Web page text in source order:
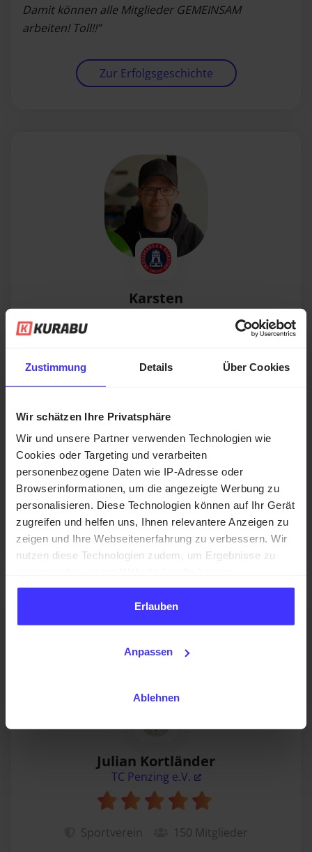
Zustimmung Details Über Cookies
Wir schätzen Ihre Privatsphäre
Wir und unsere Partner verwenden Technologien wie
Cookies oder Targeting und verarbeiten
personenbezogene Daten wie IP-Adresse oder
Browserinformationen, um die angezeigte Werbung zu
personalisieren. Diese Technologien können auf Ihr Gerät
zugreifen und helfen uns, Ihnen relevantere Anzeigen zu
zeigen und Ihre Webseitenerfahrung zu verbessern. Wir
nutzen diese Technologien zudem, um Ergebnisse zu
auszurichten. Da wir Ihre Privatsphäre schätzen, bitten
wir Sie hiermit um Ihre Einwilligung, die folgenden
Technologien zu verwenden. Sie können diese jederzeit
Erlauben
Anpassen
Ablehnen
Damit können alle Mitglieder GEMEINSAM
arbeiten! Toll!!”
Zur Erfolgsgeschichte
Karsten
Skateboard e.V. Hamburg
Sportverein
Mitglieder
die Mitglieder durchforstet. Und es gibt tatsächlich
Mitglieder, die haben seit der Gründung nicht
einmal den Mitgliedsbeitrag gezahlt. Seit 2007. Das
waren dann etwa 10.000 € die nachher zusammen
gekommen sind an bezahlten Beiträgen."
Zur Erfolgsgeschichte
Julian Kortländer
TC Penzing e.V.
Sportverein 150 Mitglieder